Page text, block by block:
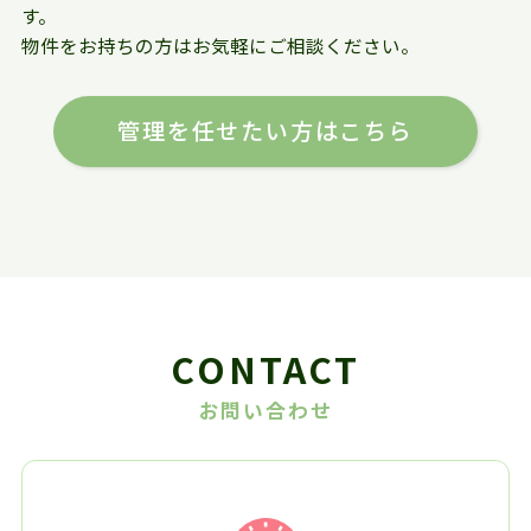
す。
物件をお持ちの方はお気軽にご相談ください。
管理を任せたい方はこちら
CONTACT
お問い合わせ